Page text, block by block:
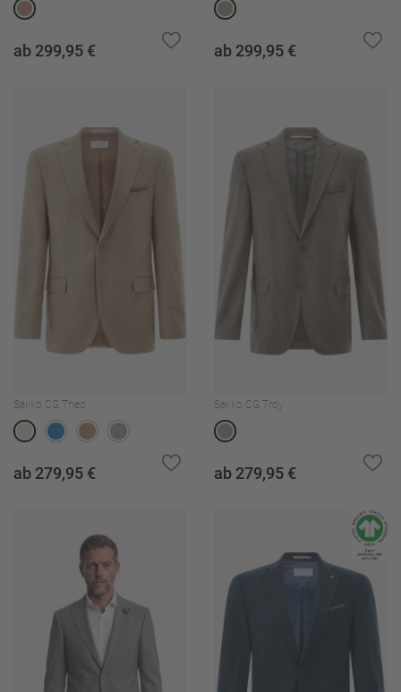
ab 299,95 € ab 299,95 €
Sakko CG Theo
ab 279,95 €
Sakko CG Troy
ab 279,95 €